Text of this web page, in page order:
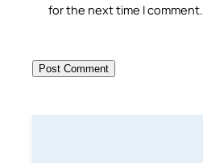
for the next time I comment.